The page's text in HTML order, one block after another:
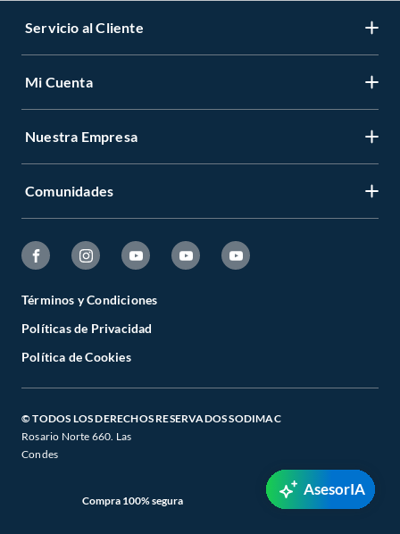
Servicio al Cliente
Mi Cuenta
Nuestra Empresa
Comunidades
Términos y Condiciones
Políticas de Privacidad
Política de Cookies
© TODOS LOS DERECHOS RESERVADOS SODIMAC
Rosario Norte 660. Las
Condes
Compra 100% segura
AsesorIA